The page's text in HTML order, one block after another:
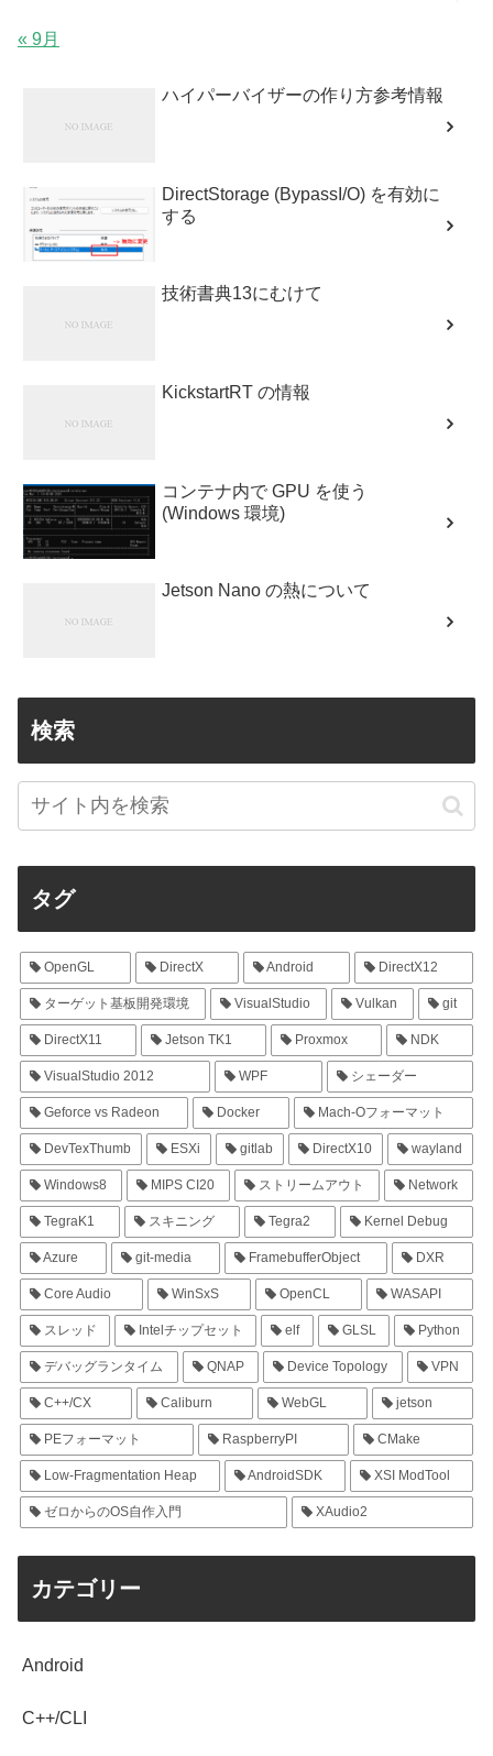
« 9月
ハイパーバイザーの作り方参考情報
DirectStorage (BypassI/O) を有効に
する
技術書典13にむけて
KickstartRT の情報
コンテナ内で GPU を使う
(Windows 環境)
Jetson Nano の熱について
検索
タグ
OpenGL DirectX Android DirectX12
ターゲット基板開発環境 VisualStudio Vulkan git
DirectX11 Jetson TK1 Proxmox NDK
VisualStudio 2012 WPF シェーダー
Geforce vs Radeon Docker Mach-Oフォーマット
DevTexThumb ESXi gitlab DirectX10 wayland
Windows8 MIPS CI20 ストリームアウト Network
TegraK1 スキニング Tegra2 Kernel Debug
Azure git-media FramebufferObject DXR
Core Audio WinSxS OpenCL WASAPI
スレッド Intelチップセット elf GLSL Python
デバッグランタイム QNAP Device Topology VPN
C++/CX Caliburn WebGL jetson
PEフォーマット RaspberryPI CMake
Low-Fragmentation Heap AndroidSDK XSI ModTool
ゼロからのOS自作入門 XAudio2
カテゴリー
Android
C++/CLI